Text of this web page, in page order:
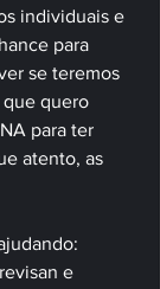
individuais e
para
se teremos
que quero
para ter
atento, as
e